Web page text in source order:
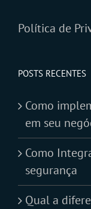
Política de
POSTS RECENTES
Como
em seu
Como
segurança
Qual a